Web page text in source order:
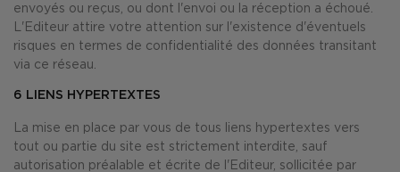
envoyés ou reçus, ou dont l'envoi ou la réception a échoué.
L'Editeur attire votre attention sur l'existence d'éventuels
risques en termes de confidentialité des données transitant
via ce réseau.
6 LIENS HYPERTEXTES
La mise en place par vous de tous liens hypertextes vers
tout ou partie du site est strictement interdite, sauf
autorisation préalable et écrite de l'Editeur, sollicitée par